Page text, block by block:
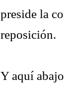
preside la
reposición.
Y aquí